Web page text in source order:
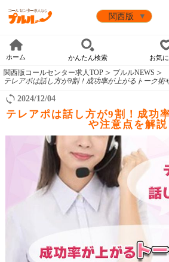
ホーム かんたん検索 お気
関西版コールセンター求人TOP
プルルNEWS
テレアポは話し方が9割！成功率が上がるトーク術
2024/12/04
テレアポは話し方が9割！成功
や注意点を解説